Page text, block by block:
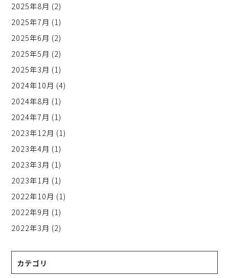
2025年8月 (2)
2025年7月 (1)
2025年6月 (2)
2025年5月 (2)
2025年3月 (1)
2024年10月 (4)
2024年8月 (1)
2024年7月 (1)
2023年12月 (1)
2023年4月 (1)
2023年3月 (1)
2023年1月 (1)
2022年10月 (1)
2022年9月 (1)
2022年3月 (2)
カテゴリ